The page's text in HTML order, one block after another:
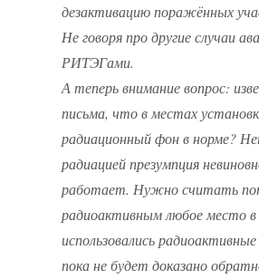
дезактивацию поражённых
Не говоря про другие случаи
РИТЭГами.
А теперь внимание вопрос:
письма, что в местах
радиационный фон в норме?
радиацией презумпция
работает. Нужно считать
радиоактивным любое место
использовались
пока не будет доказано